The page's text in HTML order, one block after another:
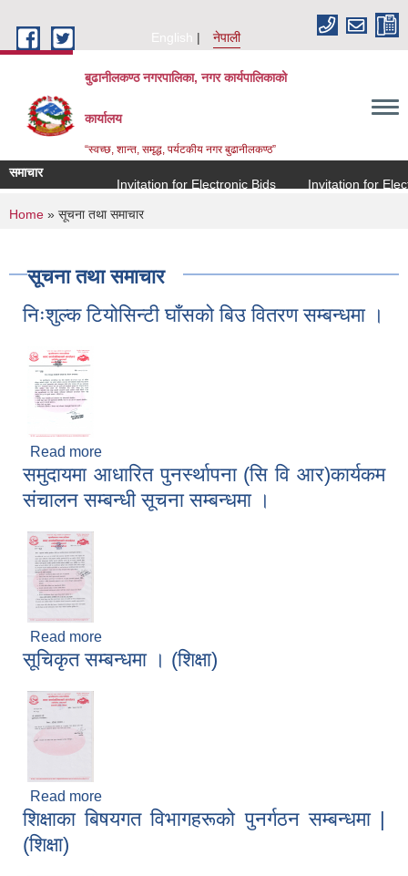
English
नेपाली
बुढानीलकण्ठ नगरपालिका, नगर कार्यपालिकाको
कार्यालय
“स्वच्छ, शान्त, समृद्ध, पर्यटकीय नगर बुढानीलकण्ठ”
समाचार
Invitation for Electronic Bids
Invitation for
You are here
Home » सूचना तथा समाचार
सूचना तथा समाचार
निःशुल्क टियोसिन्टी घाँसको बिउ वितरण सम्बन्धमा ।
Read more
समुदायमा आधारित पुनर्स्थापना (सि वि आर)कार्यकम
संचालन सम्बन्धी सूचना सम्बन्धमा ।
Read more
संचालन सम्बन्धी सूचना सम्बन्धमा ।
सूचिकृत सम्बन्धमा । (शिक्षा)
Read more
शिक्षाका बिषयगत विभागहरूको पुनर्गठन सम्बन्धमा |
(शिक्षा)